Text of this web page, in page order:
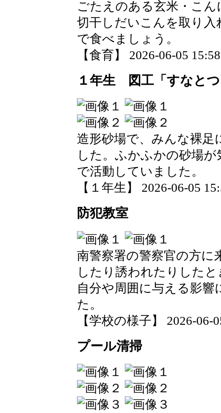
ごたえのある玄米・こ
切干しだいこんを取り
で食べましょう。
【食育】 2026-06-05
１年生 図工「すなと
造形砂場で、みんな裸足
した。ふかふかの砂場
で活動していました。
【１年生】 2026-06-05
防犯教室
南警察署の警察官の方に
したり誘われたりした
自分や周囲に与える影
た。
【学校の様子】 2026-06-
プール清掃